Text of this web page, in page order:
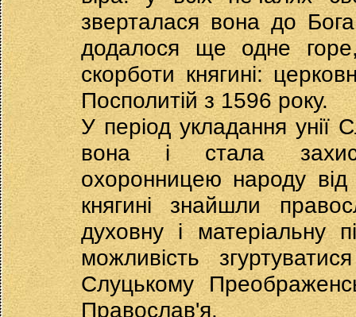
зверталася вона до
додалося ще одне
скорботи княгині:
Посполитій з 1596 року.
У період укладання унії
вона і стала
охоронницею народу від
княгині знайшли
духовну і матеріальну
можливість
Слуцькому
Православ'я.